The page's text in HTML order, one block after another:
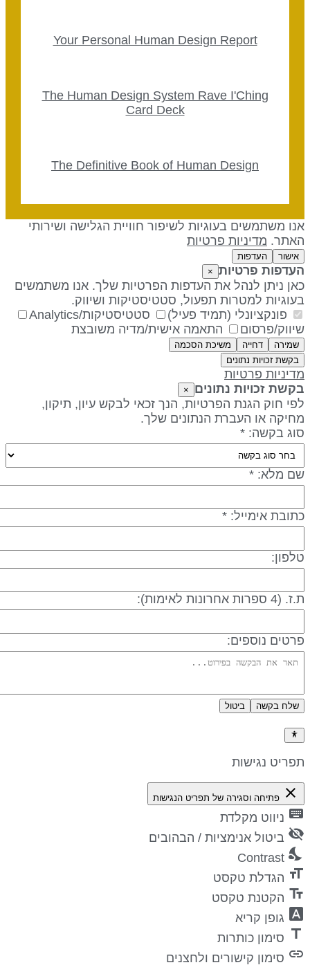
Your Personal Human Design Report
The Human Design System Rave I'Ching
Card Deck
The Definitive Book of Human Design
משתמשים בעוגיות לשיפור חוויית הגלישה ושירותי
מדיניות פרטיות
אישור העדפות
פרטיות ×
ניתן לנהל את העדפות הפרטיות שלך. אנו משתמשים
למטרות תפעול, סטטיסטיקות ושיווק.
פונקציונלי (תמיד פעיל)
סטטיסטיקות/Analytics
פרסום
התאמה אישית/מדיה משובצת
שמירה דחייה
משיכת הסכמה
בקשת זכויות נתונים
פרטיות
זכויות נתונים
חוק הגנת הפרטיות, הנך זכאי לבקש עיון, תיקון,
או העברת הנתונים שלך.
בקשה: *
מלא: *
אימייל: *
ספרות אחרונות לאימות):
נוספים:
שלח בקשה ביטול
נגישות
close פתיחה וסגירה של תפריט הנגישות
ניווט מקלדת
ביטול אנימציות / הבהובים
Contrast
הגדלת טקסט
הקטנת טקסט
גופן קריא
סימון כותרות
סימון קישורים ולחצנים